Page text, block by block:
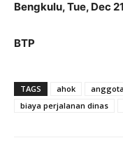
Bengkulu, Tue, Dec
BTP
TAGS ahok
biaya perjalanan dinas